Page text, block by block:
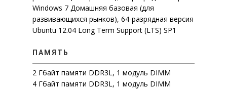
Windows 7 Домашняя базовая (для
развивающихся рынков), 64-разрядная версия
Ubuntu 12.04 Long Term Support (LTS) SP1
ПАМЯТЬ
2 Гбайт памяти DDR3L, 1 модуль DIMM
4 Гбайт памяти DDR3L, 1 модуль DIMM